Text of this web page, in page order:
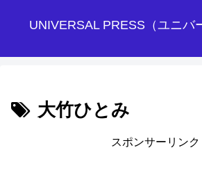
UNIVERSAL PRESS（ユニバ
大竹ひとみ
スポンサーリンク